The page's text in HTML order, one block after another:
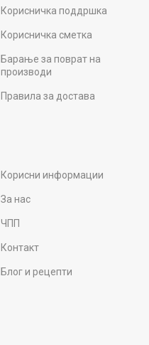
Корисничка поддршка
Корисничка сметка
Барање за поврат на
производи
Правила за достава
Корисни информации
За нас
ЧПП
Контакт
Блог и рецепти